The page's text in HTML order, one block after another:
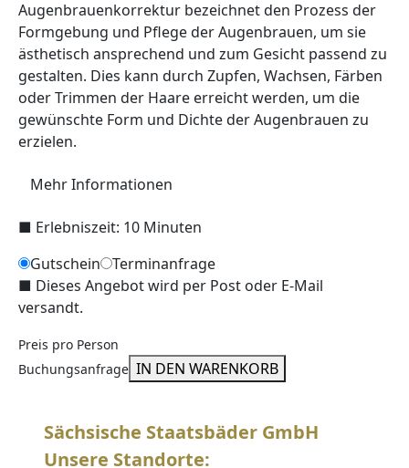
Augenbrauenkorrektur bezeichnet den Prozess der
Formgebung und Pflege der Augenbrauen, um sie
ästhetisch ansprechend und zum Gesicht passend zu
gestalten. Dies kann durch Zupfen, Wachsen, Färben
oder Trimmen der Haare erreicht werden, um die
gewünschte Form und Dichte der Augenbrauen zu
erzielen.
Mehr Informationen
■ Erlebniszeit: 10 Minuten
Gutschein
Terminanfrage
■ Dieses Angebot wird per Post oder E-Mail
versandt.
Preis pro Person
Buchungsanfrage IN DEN WARENKORB
Sächsische Staatsbäder GmbH
Unsere Standorte: